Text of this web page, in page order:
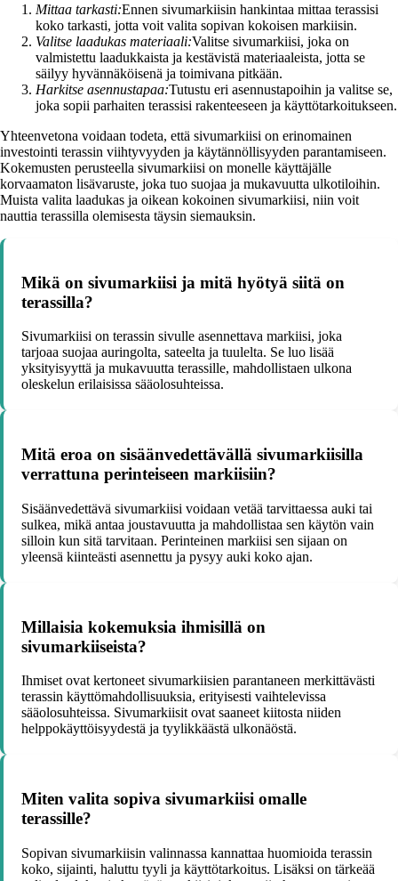
Mittaa tarkasti:Ennen sivumarkiisin hankintaa mittaa terassisi
koko tarkasti, jotta voit valita sopivan kokoisen markiisin.
Valitse laadukas materiaali:Valitse sivumarkiisi, joka on
valmistettu laadukkaista ja kestävistä materiaaleista, jotta se
säilyy hyvännäköisenä ja toimivana pitkään.
Harkitse asennustapaa:Tutustu eri asennustapoihin ja valitse se,
joka sopii parhaiten terassisi rakenteeseen ja käyttötarkoitukseen.
Yhteenvetona voidaan todeta, että sivumarkiisi on erinomainen
investointi terassin viihtyvyyden ja käytännöllisyyden parantamiseen.
Kokemusten perusteella sivumarkiisi on monelle käyttäjälle
korvaamaton lisävaruste, joka tuo suojaa ja mukavuutta ulkotiloihin.
Muista valita laadukas ja oikean kokoinen sivumarkiisi, niin voit
nauttia terassilla olemisesta täysin siemauksin.
Mikä on sivumarkiisi ja mitä hyötyä siitä on
terassilla?
Sivumarkiisi on terassin sivulle asennettava markiisi, joka
tarjoaa suojaa auringolta, sateelta ja tuulelta. Se luo lisää
yksityisyyttä ja mukavuutta terassille, mahdollistaen ulkona
oleskelun erilaisissa sääolosuhteissa.
Mitä eroa on sisäänvedettävällä sivumarkiisilla
verrattuna perinteiseen markiisiin?
Sisäänvedettävä sivumarkiisi voidaan vetää tarvittaessa auki tai
sulkea, mikä antaa joustavuutta ja mahdollistaa sen käytön vain
silloin kun sitä tarvitaan. Perinteinen markiisi sen sijaan on
yleensä kiinteästi asennettu ja pysyy auki koko ajan.
Millaisia kokemuksia ihmisillä on
sivumarkiiseista?
Ihmiset ovat kertoneet sivumarkiisien parantaneen merkittävästi
terassin käyttömahdollisuuksia, erityisesti vaihtelevissa
sääolosuhteissa. Sivumarkiisit ovat saaneet kiitosta niiden
helppokäyttöisyydestä ja tyylikkäästä ulkonäöstä.
Miten valita sopiva sivumarkiisi omalle
terassille?
Sopivan sivumarkiisin valinnassa kannattaa huomioida terassin
koko, sijainti, haluttu tyyli ja käyttötarkoitus. Lisäksi on tärkeää